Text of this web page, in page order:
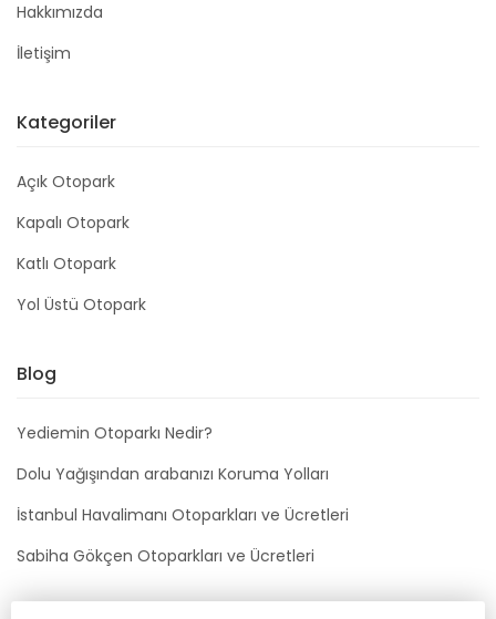
Hakkımızda
İletişim
Kategoriler
Açık Otopark
Kapalı Otopark
Katlı Otopark
Yol Üstü Otopark
Blog
Yediemin Otoparkı Nedir?
Dolu Yağışından arabanızı Koruma Yolları
İstanbul Havalimanı Otoparkları ve Ücretleri
Sabiha Gökçen Otoparkları ve Ücretleri